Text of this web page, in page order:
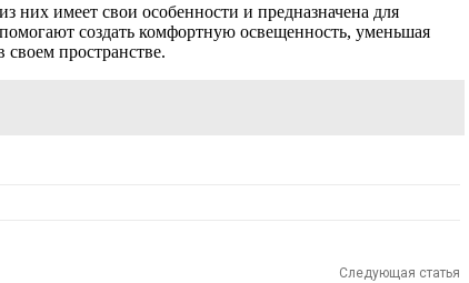
имеет свои особенности и предназначена для
создать комфортную освещенность, уменьшая
пространстве.
Следующая статья